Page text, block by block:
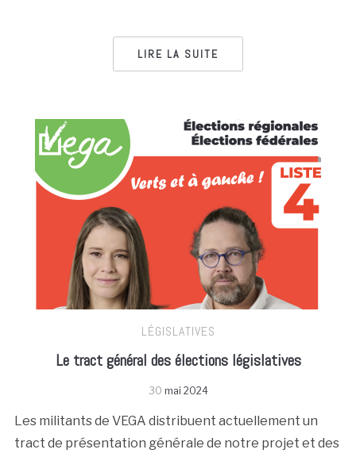
LIRE LA SUITE
LÉGISLATIVES
Le tract général des élections législatives
30 mai 2024
Les militants de VEGA distribuent actuellement un
tract de présentation générale de notre projet et des